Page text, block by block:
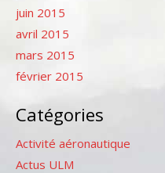
juin 2015
avril 2015
mars 2015
février 2015
Catégories
Activité aéronautique
Actus ULM